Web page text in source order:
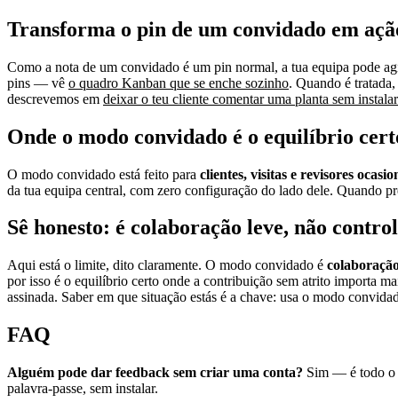
Transforma o pin de um convidado em
Como a nota de um convidado é um pin normal, a tua equipa pode
pins — vê o quadro Kanban que se enche sozinho. Quando é
descrevemos em deixar o teu cliente comentar uma planta sem
Onde o modo convidado é o equilíbrio
O modo convidado está feito para clientes, visitas e revisores
da tua equipa central, com zero configuração do lado dele. Quando
Sê honesto: é colaboração leve, não
Aqui está o limite, dito claramente. O modo convidado é
por isso é o equilíbrio certo onde a contribuição sem atrito importa
assinada. Saber em que situação estás é a chave: usa o modo
FAQ
Alguém pode dar feedback sem criar uma conta? Sim — é todo o
palavra-passe, sem instalar.